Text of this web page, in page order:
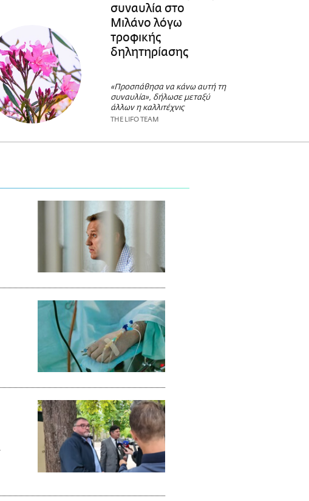
συναυλία στο
Μιλάνο λόγω
τροφικής
δηλητηρίασης
«Προσπάθησα να κάνω αυτή τη
συναυλία», δήλωσε μεταξύ
άλλων η καλλιτέχνις
THE LIFO TEAM